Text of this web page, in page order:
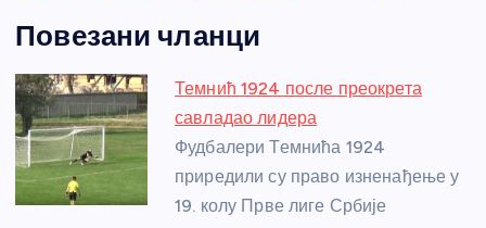
c
e
b
o
o
ss
e
n
g
er
itt
er
er at
s
A
p
p
a
g
e
e
st
e
Повезани чланци
Темнић 1924 после преокрета
савладао лидера
Фудбалери Темнића 1924
приредили су право изненађење у
19. колу Прве лиге Србије